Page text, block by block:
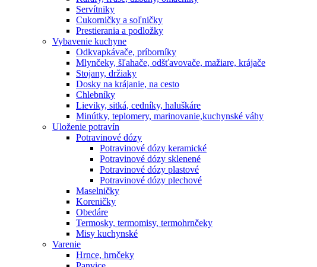
Servítniky
Cukorničky a soľničky
Prestierania a podložky
Vybavenie kuchyne
Odkvapkávače, príborníky
Mlynčeky, šľahače, odšťavovače, mažiare, krájače
Stojany, držiaky
Dosky na krájanie, na cesto
Chlebníky
Lieviky, sitká, cedníky, haluškáre
Minútky, teplomery, marinovanie,kuchynské váhy
Uloženie potravín
Potravinové dózy
Potravinové dózy keramické
Potravinové dózy sklenené
Potravinové dózy plastové
Potravinové dózy plechové
Maselničky
Koreničky
Obedáre
Termosky, termomisy, termohrnčeky
Misy kuchynské
Varenie
Hrnce, hrnčeky